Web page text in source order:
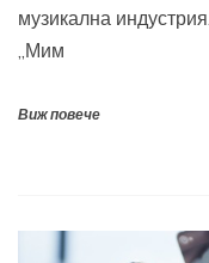
музикална
„Мим
Виж повече